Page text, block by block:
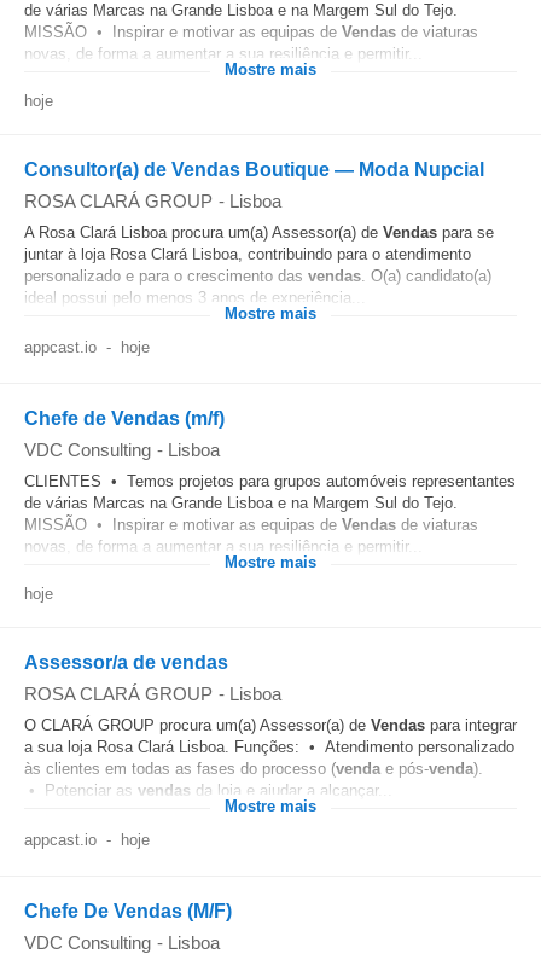
de várias Marcas na Grande Lisboa e na Margem Sul do Tejo.
MISSÃO • Inspirar e motivar as equipas de Vendas de viaturas
novas, de forma a aumentar a sua resiliência e permitir...
Mostre mais
hoje
Consultor(a) de Vendas Boutique — Moda Nupcial
ROSA CLARÁ GROUP - Lisboa
A Rosa Clará Lisboa procura um(a) Assessor(a) de Vendas para se
juntar à loja Rosa Clará Lisboa, contribuindo para o atendimento
personalizado e para o crescimento das vendas. O(a) candidato(a)
ideal possui pelo menos 3 anos de experiência...
Mostre mais
appcast.io - hoje
Chefe de Vendas (m/f)
VDC Consulting - Lisboa
CLIENTES • Temos projetos para grupos automóveis representantes
de várias Marcas na Grande Lisboa e na Margem Sul do Tejo.
MISSÃO • Inspirar e motivar as equipas de Vendas de viaturas
novas, de forma a aumentar a sua resiliência e permitir...
Mostre mais
hoje
Assessor/a de vendas
ROSA CLARÁ GROUP - Lisboa
O CLARÁ GROUP procura um(a) Assessor(a) de Vendas para integrar
a sua loja Rosa Clará Lisboa. Funções: • Atendimento personalizado
às clientes em todas as fases do processo (vendae pós-venda).
• Potenciar as vendas da loja e ajudar a alcançar...
Mostre mais
appcast.io - hoje
Chefe De Vendas (M/F)
VDC Consulting - Lisboa